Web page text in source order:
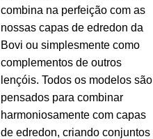
combina na perfeição com as
nossas capas de edredon da
Bovi ou simplesmente como
complementos de outros
lençóis. Todos os modelos são
pensados para combinar
harmoniosamente com capas
de edredon, criando conjuntos